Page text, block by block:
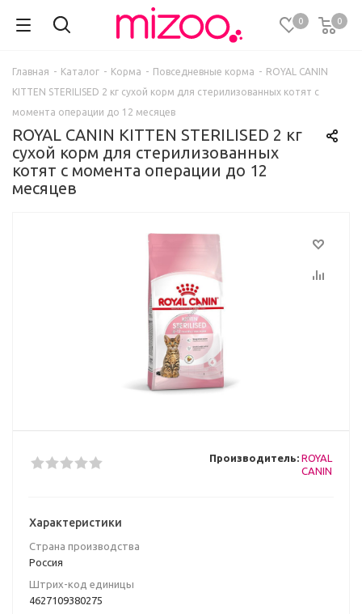
0 0
Главная - Каталог - Корма - Повседневные корма - ROYAL CANIN
KITTEN STERILISED 2 кг сухой корм для стерилизованных котят с
момента операции до 12 месяцев
ROYAL CANIN KITTEN STERILISED 2 кг
сухой корм для стерилизованных
котят с момента операции до 12
месяцев
Производитель: ROYAL
CANIN
Характеристики
Страна производства
Poccия
Штрих-код единицы
4627109380275